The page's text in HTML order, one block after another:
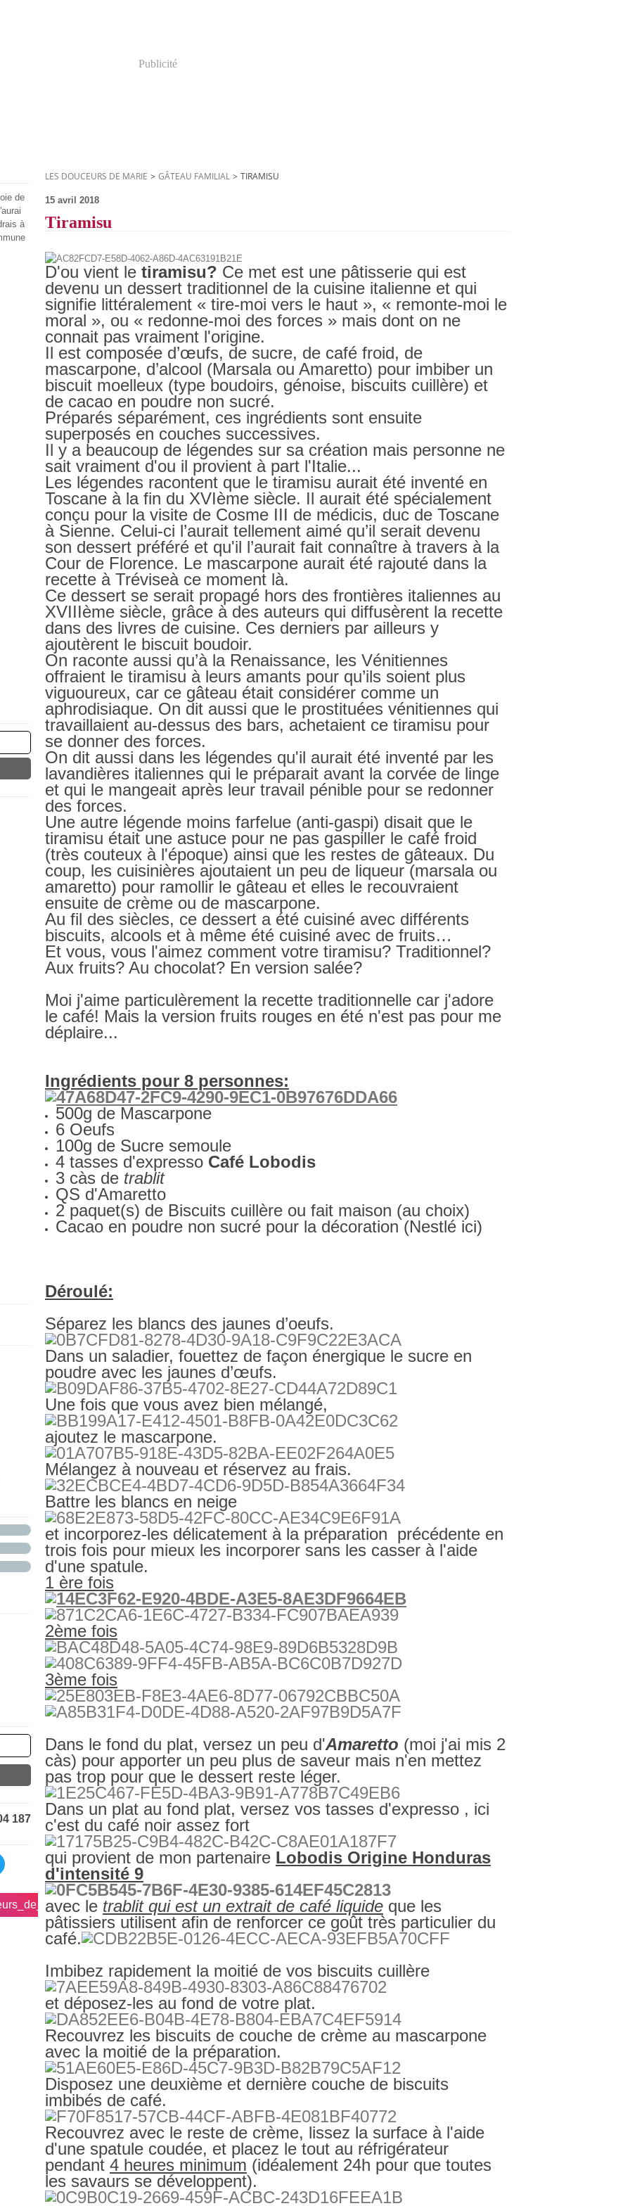
Publicité
de
à
187
LES DOUCEURS DE MARIE > GÂTEAU FAMILIAL > TIRAMISU
15 avril 2018
Tiramisu
D'ou vient le tiramisu? Ce met est une pâtisserie qui est
devenu un dessert traditionnel de la cuisine italienne et qui
signifie littéralement « tire-moi vers le haut », « remonte-moi le
moral », ou « redonne-moi des forces » mais dont on ne
connait pas vraiment l'origine.
Il est composée d’œufs, de sucre, de café froid, de
mascarpone, d’alcool (Marsala ou Amaretto) pour imbiber un
biscuit moelleux (type boudoirs, génoise, biscuits cuillère) et
de cacao en poudre non sucré.
Préparés séparément, ces ingrédients sont ensuite
superposés en couches successives.
Il y a beaucoup de légendes sur sa création mais personne ne
sait vraiment d'ou il provient à part l'Italie...
Les légendes racontent que le tiramisu aurait été inventé en
Toscane à la fin du XVIème siècle. Il aurait été spécialement
conçu pour la visite de Cosme III de médicis, duc de Toscane
à Sienne. Celui-ci l’aurait tellement aimé qu’il serait devenu
son dessert préféré et qu'il l’aurait fait connaître à travers à la
Cour de Florence. Le mascarpone aurait été rajouté dans la
recette à Tréviseà ce moment là.
Ce dessert se serait propagé hors des frontières italiennes au
XVIIIème siècle, grâce à des auteurs qui diffusèrent la recette
dans des livres de cuisine. Ces derniers par ailleurs y
ajoutèrent le biscuit boudoir.
On raconte aussi qu’à la Renaissance, les Vénitiennes
offraient le tiramisu à leurs amants pour qu’ils soient plus
viguoureux, car ce gâteau était considérer comme un
aphrodisiaque. On dit aussi que le prostituées vénitiennes qui
travaillaient au-dessus des bars, achetaient ce tiramisu pour
se donner des forces.
On dit aussi dans les légendes qu'il aurait été inventé par les
lavandières italiennes qui le préparait avant la corvée de linge
et qui le mangeait après leur travail pénible pour se redonner
des forces.
Une autre légende moins farfelue (anti-gaspi) disait que le
tiramisu était une astuce pour ne pas gaspiller le café froid
(très couteux à l'époque) ainsi que les restes de gâteaux. Du
coup, les cuisinières ajoutaient un peu de liqueur (marsala ou
amaretto) pour ramollir le gâteau et elles le recouvraient
ensuite de crème ou de mascarpone.
Au fil des siècles, ce dessert a été cuisiné avec différents
biscuits, alcools et à même été cuisiné avec de fruits…
Et vous, vous l'aimez comment votre tiramisu? Traditionnel?
Aux fruits? Au chocolat? En version salée?
Moi j'aime particulèrement la recette traditionnelle car j'adore
le café! Mais la version fruits rouges en été n'est pas pour me
déplaire...
Ingrédients pour 8 personnes:
500g de Mascarpone
6 Oeufs
100g de Sucre semoule
4 tasses d'expresso Café Lobodis
3 càs de trablit
QS d'Amaretto
2 paquet(s) de Biscuits cuillère ou fait maison (au choix)
Cacao en poudre non sucré pour la décoration (Nestlé ici)
Déroulé:
Séparez les blancs des jaunes d’oeufs.
Dans un saladier, fouettez de façon énergique le sucre en
poudre avec les jaunes d’œufs.
Une fois que vous avez bien mélangé,
ajoutez le mascarpone.
Mélangez à nouveau et réservez au frais.
Battre les blancs en neige
et incorporez-les délicatement à la préparation précédente en
trois fois pour mieux les incorporer sans les casser à l'aide
d'une spatule.
1 ère fois
2ème fois
3ème fois
Dans le fond du plat, versez un peu d'Amaretto (moi j'ai mis 2
càs) pour apporter un peu plus de saveur mais n'en mettez
pas trop pour que le dessert reste léger.
Dans un plat au fond plat, versez vos tasses d'expresso , ici
c'est du café noir assez fort
qui provient de mon partenaire Lobodis Origine Honduras
d'intensité 9
avec le trablit qui est un extrait de café liquide que les
pâtissiers utilisent afin de renforcer ce goût très particulier du
café.
Imbibez rapidement la moitié de vos biscuits cuillère
et déposez-les au fond de votre plat.
Recouvrez les biscuits de couche de crème au mascarpone
avec la moitié de la préparation.
Disposez une deuxième et dernière couche de biscuits
imbibés de café.
Recouvrez avec le reste de crème, lissez la surface à l'aide
d'une spatule coudée, et placez le tout au réfrigérateur
pendant 4 heures minimum (idéalement 24h pour que toutes
les savaurs se développent).